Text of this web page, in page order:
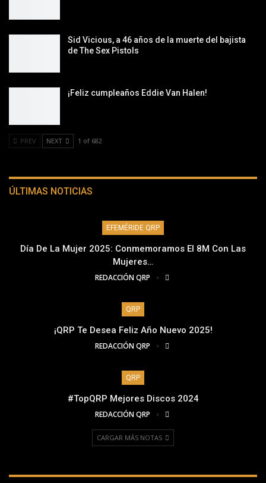
Sid Vicious, a 46 años de la muerte del bajista
de The Sex Pistols
¡Feliz cumpleaños Eddie Van Halen!
PREV NEXT 1 of 682
ÚLTIMAS NOTICIAS
EFEMÉRIDE QRP
Día De La Mujer 2025: Conmemoramos El 8M Con Las
Mujeres…
REDACCIÓN QRP
QRP
¡QRP Te Desea Feliz Año Nuevo 2025!
REDACCIÓN QRP
QRP
#TopQRP Mejores Discos 2024
REDACCIÓN QRP
CARGAR MÁS NOTAS